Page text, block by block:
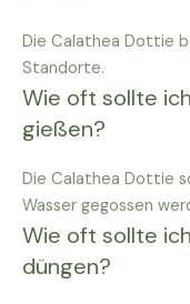
Die Calathea Dottie
Standorte.
Wie oft sollte
gießen?
Die Calathea Dottie
Wasser gegossen
Wie oft sollte
düngen?